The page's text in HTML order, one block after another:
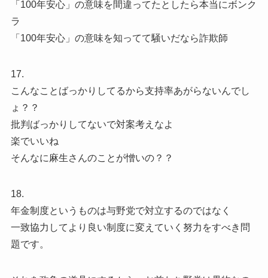
「100年安心」の意味を間違ってたとしたら本当にボンク
ラ
「100年安心」の意味を知ってて騒いだなら詐欺師
17.
こんなことばっかりしてるから支持率あがらないんでし
ょ？？
批判ばっかりしてないで対案考えなよ
楽でいいね
そんなに麻生さんのことが憎いの？？
18.
年金制度というものは与野党で対立するのではなく
一致協力してより良い制度に変えていく努力をすべき問
題です。